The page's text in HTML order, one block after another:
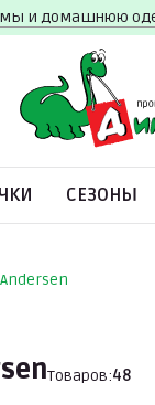
и домашнюю
СЕЗОНЫ
Товаров:48